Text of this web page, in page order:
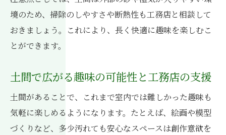
境のため、掃除のしやすさや断熱性も工務店と相談して
おきましょう。これにより、長く快適に趣味を楽しむこ
とができます。
土間で広がる趣味の可能性と工務店の支援
土間があることで、これまで室内では難しかった趣味も
気軽に楽しめるようになります。たとえば、絵画や模型
づくりなど、多少汚れても安心なスペースは創作意欲を